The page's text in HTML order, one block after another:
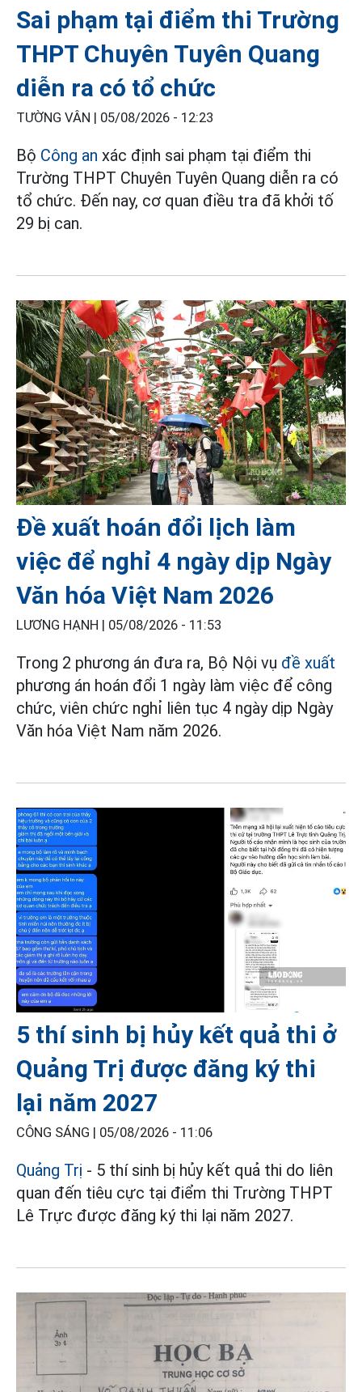
Sai phạm tại điểm thi Trường
THPT Chuyên Tuyên Quang
diễn ra có tổ chức
TƯỜNG VÂN | 05/08/2026 - 12:23
Bộ Công an xác định sai phạm tại điểm thi
Trường THPT Chuyên Tuyên Quang diễn ra có
tổ chức. Đến nay, cơ quan điều tra đã khởi tố
29 bị can.
Đề xuất hoán đổi lịch làm
việc để nghỉ 4 ngày dịp Ngày
Văn hóa Việt Nam 2026
LƯƠNG HẠNH | 05/08/2026 - 11:53
Trong 2 phương án đưa ra, Bộ Nội vụ đề xuất
phương án hoán đổi 1 ngày làm việc để công
chức, viên chức nghỉ liên tục 4 ngày dịp Ngày
Văn hóa Việt Nam năm 2026.
5 thí sinh bị hủy kết quả thi ở
Quảng Trị được đăng ký thi
lại năm 2027
CÔNG SÁNG | 05/08/2026 - 11:06
Quảng Trị - 5 thí sinh bị hủy kết quả thi do liên
quan đến tiêu cực tại điểm thi Trường THPT
Lê Trực được đăng ký thi lại năm 2027.